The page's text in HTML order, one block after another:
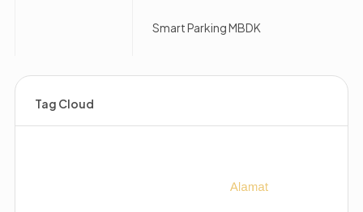
Smart Parking MBDK
Tag Cloud